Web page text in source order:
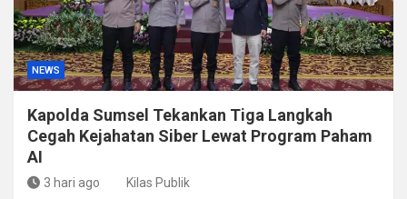
NEWS
Kapolda Sumsel Tekankan Tiga Langkah
Cegah Kejahatan Siber Lewat Program Paham
AI
3 hari ago Kilas Publik